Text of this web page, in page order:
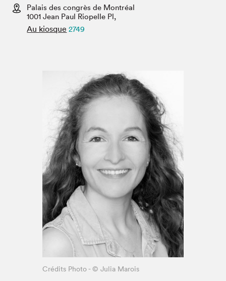
Espace médias
Palais des congrès de Montréal
1001 Jean Paul Riopelle Pl,
Au kiosque 2749
Crédits Photo - © Julia Marois